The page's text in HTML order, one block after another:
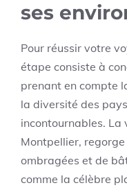
ses
Pour réussir votre
étape consiste à
prenant en compte
la diversité des
incontournables.
Montpellier,
ombragées et de
comme la célèbre